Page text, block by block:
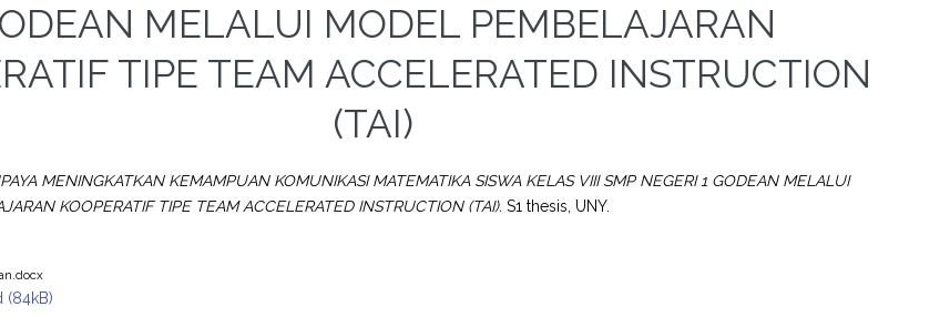
MELALUI MODEL PEMBELAJARAN
TIPE TEAM ACCELERATED INSTRUCTION
(TAI)
MENINGKATKAN KEMAMPUAN KOMUNIKASI MATEMATIKA SISWA KELAS VIII SMP NEGERI 1 GODEAN MELALUI
KOOPERATIF TIPE TEAM ACCELERATED INSTRUCTION (TAI). S1 thesis, UNY.
(84kB)